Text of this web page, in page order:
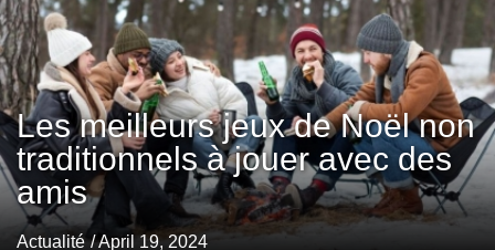
Les meilleurs jeux de Noël non
traditionnels à jouer avec des
amis
Actualité / April 19, 2024